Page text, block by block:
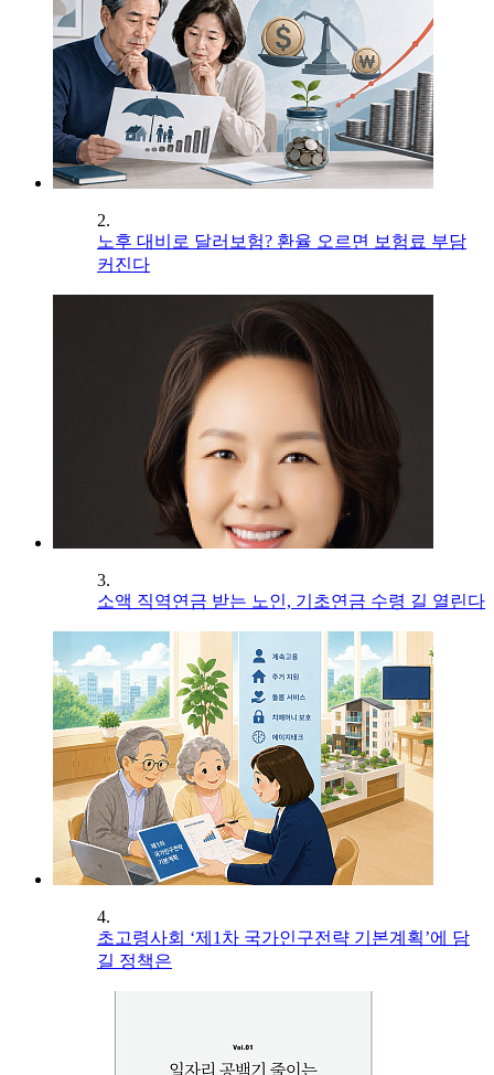
2.
노후 대비로 달러보험? 환율 오르면 보험료 부담
커진다
3.
소액 직역연금 받는 노인, 기초연금 수령 길 열린다
4.
초고령사회 ‘제1차 국가인구전략 기본계획’에 담
길 정책은